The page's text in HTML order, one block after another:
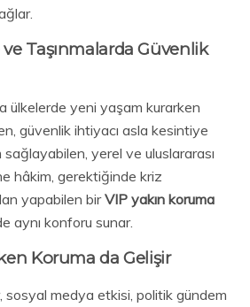
Taşınmalarda Güvenlik
ülkelerde yeni yaşam kurarken
güvenlik ihtiyacı asla kesintiye
sağlayabilen, yerel ve uluslararası
hâkim, gerektiğinde kriz
yapabilen birVIP yakın koruma
aynı konforu sunar.
Koruma da Gelişir
sosyal medya etkisi, politik gündem